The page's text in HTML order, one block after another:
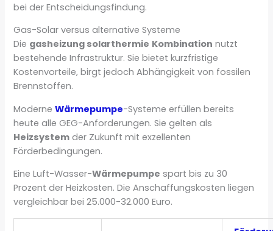
bei der Entscheidungsfindung.
Gas-Solar versus alternative Systeme
Die gasheizung solarthermie Kombination nutzt
bestehende Infrastruktur. Sie bietet kurzfristige
Kostenvorteile, birgt jedoch Abhängigkeit von fossilen
Brennstoffen.
ModerneWärmepumpe-Systeme erfüllen bereits
heute alle GEG-Anforderungen. Sie gelten als
Heizsystem der Zukunft mit exzellenten
Förderbedingungen.
Eine Luft-Wasser-Wärmepumpe spart bis zu 30
Prozent der Heizkosten. Die Anschaffungskosten liegen
vergleichbar bei 25.000-32.000 Euro.